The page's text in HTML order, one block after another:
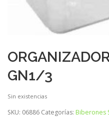
GN1/3
Sin existencias
SKU: 06886 Categorías: Biberones